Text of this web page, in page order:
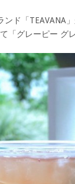
ンド「TEAVANA
「グレーピー グ